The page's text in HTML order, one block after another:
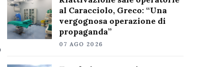
al Caracciolo, Greco: “Una
vergognosa operazione di
propaganda”
07 AGO 2026